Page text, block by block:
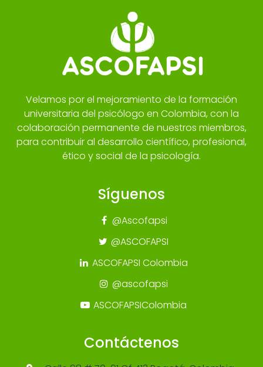
Velamos por el mejoramiento de la formación
universitaria del psicólogo en Colombia, con la
colaboración permanente de nuestros miembros,
para contribuir al desarrollo científico, profesional,
ético y social de la psicología.
Síguenos
@Ascofapsi
@ASCOFAPSI
ASCOFAPSI Colombia
@ascofapsi
ASCOFAPSIColombia
Contáctenos